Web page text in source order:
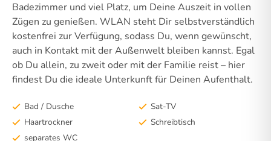
Badezimmer und viel Platz, um Deine Auszeit in vollen
Zügen zu genießen. WLAN steht Dir selbstverständlich
kostenfrei zur Verfügung, sodass Du, wenn gewünscht,
auch in Kontakt mit der Außenwelt bleiben kannst. Egal
ob Du allein, zu zweit oder mit der Familie reist – hier
findest Du die ideale Unterkunft für Deinen Aufenthalt.
Bad / Dusche
Haartrockner
separates WC
Sat-TV
Schreibtisch